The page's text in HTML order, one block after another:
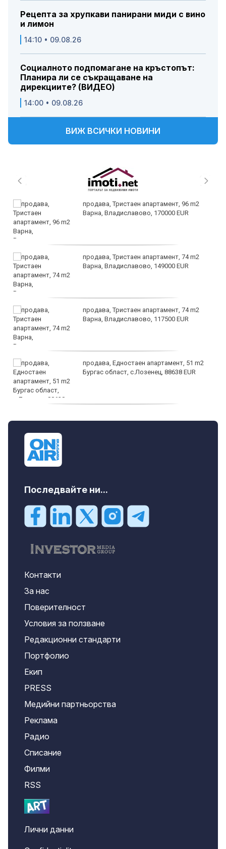
Рецепта за хрупкави панирани миди с вино
и лимон
14:10 • 09.08.26
Социалното подпомагане на кръстопът:
Планира ли се съкращаване на
дирекциите? (ВИДЕО)
14:00 • 09.08.26
ВИЖ ВСИЧКИ НОВИНИ
продава, Тристаен апартамент, 96 m2
Варна, Владиславово, 170000 EUR
продава, Тристаен апартамент, 74 m2
Варна, Владиславово, 149000 EUR
продава, Тристаен апартамент, 74 m2
Варна, Владиславово, 117500 EUR
продава, Едностаен апартамент, 51 m2
Бургас област, с.Лозенец, 88638 EUR
Последвайте ни...
Контакти
За нас
Поверителност
Условия за ползване
Редакционни стандарти
Портфолио
Екип
PRESS
Медийни партньорства
Реклама
Радио
Списание
Филми
RSS
Лични данни